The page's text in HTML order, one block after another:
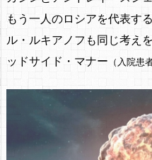
もう一人のロシアを代表す
ル・ルキアノフも同じ考え
ッドサイド・マナー （入院患